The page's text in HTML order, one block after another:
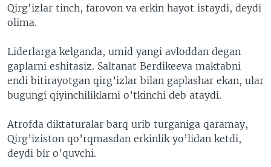
Qirg'izlar tinch, farovon va erkin hayot istaydi, deydi
olima.
Liderlarga kelganda, umid yangi avloddan degan
gaplarni eshitasiz. Saltanat Berdikeeva maktabni
endi bitirayotgan qirg’izlar bilan gaplashar ekan, ular
bugungi qiyinchiliklarni o’tkinchi deb ataydi.
Atrofda diktaturalar barq urib turganiga qaramay,
Qirg’iziston qo’rqmasdan erkinlik yo’lidan ketdi,
deydi bir o’quvchi.